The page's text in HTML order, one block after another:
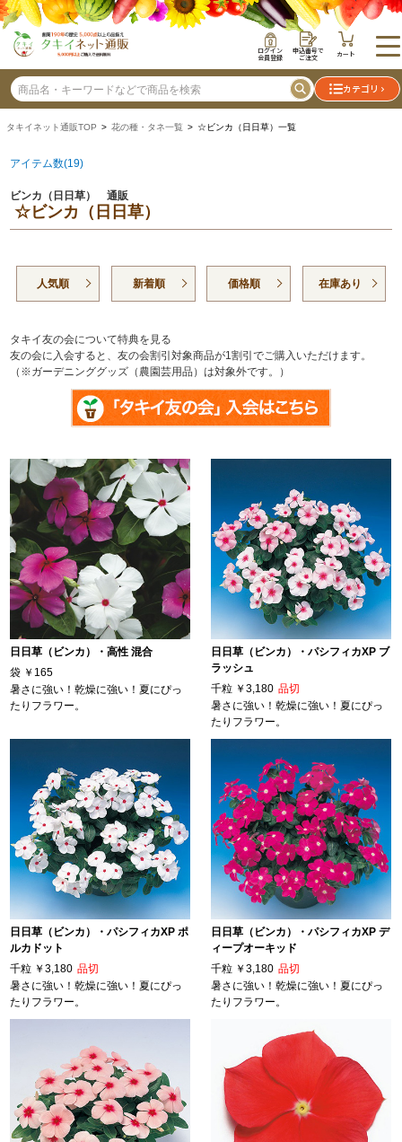
ログイン
会員登録
申込番号で
ご注文 カート
カテゴリ
タキイネット通販TOP > 花の種・タネ一覧 > ☆ビンカ（日日草）一覧
アイテム数(19)
ビンカ（日日草） 通販
☆ビンカ（日日草）
人気順 新着順 価格順 在庫あり
タキイ友の会について特典を見る
友の会に入会すると、友の会割引対象商品が1割引でご購入いただけます。
（※ガーデニンググッズ（農園芸用品）は対象外です。）
日日草（ビンカ）・高性 混合
袋 ￥165
暑さに強い！乾燥に強い！夏にぴっ
たりフラワー。
日日草（ビンカ）・パシフィカXP ブ
ラッシュ
千粒 ￥3,180 品切
暑さに強い！乾燥に強い！夏にぴっ
たりフラワー。
日日草（ビンカ）・パシフィカXP ポ
ルカドット
千粒 ￥3,180 品切
暑さに強い！乾燥に強い！夏にぴっ
たりフラワー。
日日草（ビンカ）・パシフィカXP デ
ィープオーキッド
千粒 ￥3,180 品切
暑さに強い！乾燥に強い！夏にぴっ
たりフラワー。